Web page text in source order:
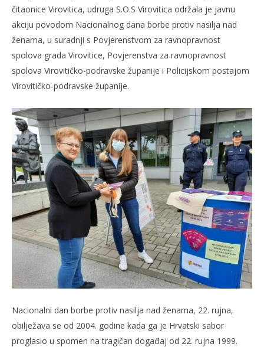
TRENUTNO OTVORENO
Održana javna akcija povodom Nacionalnog
dana borbe protiv nasilja nad ženama
22.09.2021.
slatina.net
čitaonice Virovitica, udruga S.O.S Virovitica održala je javnu
akciju povodom Nacionalnog dana borbe protiv nasilja nad
ženama, u suradnji s Povjerenstvom za ravnopravnost
spolova grada Virovitice, Povjerenstva za ravnopravnost
spolova Virovitičko-podravske županije i Policijskom postajom
Virovitičko-podravske županije.
Nacionalni dan borbe protiv nasilja nad ženama, 22. rujna,
obilježava se od 2004. godine kada ga je Hrvatski sabor
proglasio u spomen na tragičan događaj od 22. rujna 1999.